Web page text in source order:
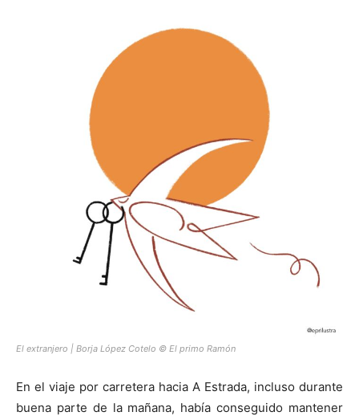
El extranjero | Borja López Cotelo © El primo Ramón
En el viaje por carretera hacia A Estrada, incluso durante
buena parte de la mañana, había conseguido mantener